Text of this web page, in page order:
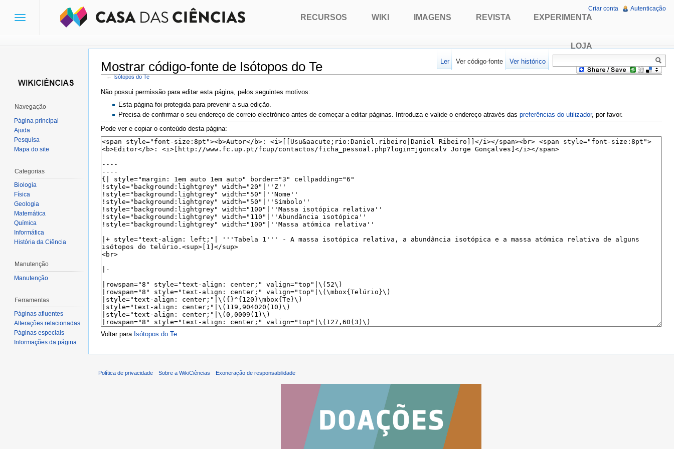
Mostrar código-fonte de Isótopos do Te
←Isótopos do Te
Não possui permissão para editar esta página, pelos seguintes motivos:
Esta página foi protegida para prevenir a sua edição.
Precisa de confirmar o seu endereço de correio electrónico antes de começar a editar páginas. Introduza e valide o endereço através daspreferências do utilizador, por favor.
Pode ver e copiar o conteúdo desta página:
Voltar para Isótopos do Te.
Toggle
RECURSOS WIKI IMAGENS REVISTA EXPERIMENTA
LOJA
Criar conta Autenticação
Ler Ver código-fonte Ver histórico
Navegação
Página principal
Ajuda
Pesquisa
Mapa do site
Categorias
Biologia
Física
Geologia
Matemática
Química
Informática
História da Ciência
Manutenção
Manutenção
Ferramentas
Páginas afluentes
Alterações relacionadas
Páginas especiais
Informações da página
Política de privacidade Sobre a WikiCiências Exoneração de responsabilidade